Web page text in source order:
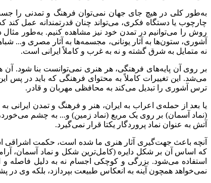
به‌طور کلی در هیچ جای جهان نمی‌توان فرهنگ و تمدنی را
چارچوب یا دستگاه فکری، می‌تواند چنان قدرتمندانه عمل کند
روش را می‌توانیم در تمدن خود نیز مشاهده کنیم. به‌طور مثال
آشوری، ستون‌ها به آثار یونانی، مجسمه‌ها به آثار مصری و...
نه متمایل به شرق گشته و نه به غرب و کاملاً ایرانی است.
بر روی آن پایه‌های فرهنگی، هر هنری نمی‌توانست بنا شود.
می‌شد. این تغییرات کاملاً به محتوای فرهنگی که باید در پس
ترس آشوری را تبدیل می‌کند به محافظی مهربان و قادر .
یا بعد از حمله‌ی اعراب به ایران، هنر و فرهنگ و تمدن
(نماد آسمان) بر روی یک مربع (نماد زمین) و... به چشم می‌خورد،
آتش به عنوان نماد پروردگار یکتا قرار نمی‌گیرد.
آنچه باعث جهت‌گیری آثار هنری ما شده است، حکمت اشراقی
که اساس آن بر شکل دایره (کامل‌ترین شکل و نماد آسمان،
استفاده می‌شود. بزرگی و کوچکی اجسام نه به دلیل فاصله
نمی‌خواهد همچون آینه به انعکاس طبیعت بپردازد، بلکه وی در